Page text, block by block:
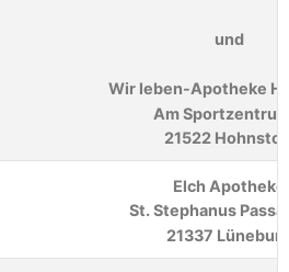
und
Wir leben-Apotheke
Am
21522
Elch Apotheke
St. Stephanus
21337